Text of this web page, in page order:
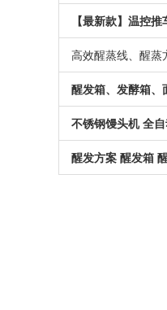
【最新款】温控
高效醒蒸线、醒蒸
醒发箱、发酵箱、
不锈钢馒头机 全
醒发方案 醒发箱